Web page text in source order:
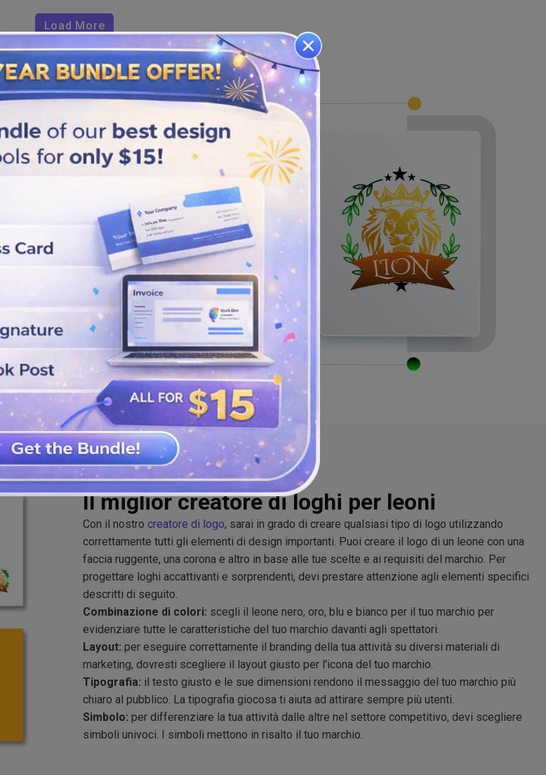
Load More
leone a
e stili unici
le
in grado di
nuovi
ruggente,
Il miglior creatore di loghi per leoni
Con il nostro creatore di logo, sarai in grado di creare qualsiasi tipo di logo utilizzando
correttamente tutti gli elementi di design importanti. Puoi creare il logo di un leone con una
faccia ruggente, una corona e altro in base alle tue scelte e ai requisiti del marchio. Per
progettare loghi accattivanti e sorprendenti, devi prestare attenzione agli elementi specifici
descritti di seguito.
Combinazione di colori: scegli il leone nero, oro, blu e bianco per il tuo marchio per
evidenziare tutte le caratteristiche del tuo marchio davanti agli spettatori.
Layout: per eseguire correttamente il branding della tua attività su diversi materiali di
marketing, dovresti scegliere il layout giusto per l'icona del tuo marchio.
Tipografia: il testo giusto e le sue dimensioni rendono il messaggio del tuo marchio più
chiaro al pubblico. La tipografia giocosa ti aiuta ad attirare sempre più utenti.
Simbolo: per differenziare la tua attività dalle altre nel settore competitivo, devi scegliere
simboli univoci. I simboli mettono in risalto il tuo marchio.